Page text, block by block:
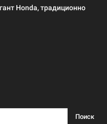
Honda, традиционно